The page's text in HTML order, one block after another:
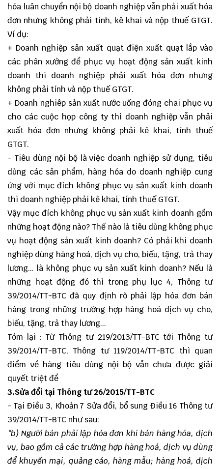
hóa luân chuyển nội bộ doanh nghiệp vẫn phải xuất hóa
đơn nhưng không phải tính, kê khai và nộp thuế GTGT.
Ví dụ:
+ Doanh nghiệp sản xuất quạt điện xuất quạt lắp vào
các phân xưởng để phục vụ hoạt động sản xuất kinh
doanh thì doanh nghiệp phải xuất hóa đơn nhưng
không phải tính và nộp thuế GTGT.
+ Doanh nghiêp sản xuất nước uống đóng chai phục vụ
cho các cuộc họp công ty thì doanh nghiệp vẫn phải
xuất hóa đơn nhưng không phải kê khai, tính thuế
GTGT.
- Tiêu dùng nội bộ là việc doanh nghiệp sử dụng, tiêu
dùng các sản phẩm, hàng hóa do doanh nghiệp cung
ứng với mục đích không phục vụ sản xuất kinh doanh
thì doanh nghiệp phải kê khai, tính thuế GTGT.
Vậy mục đích không phục vụ sản xuất kinh doanh gồm
những hoạt động nào? Thế nào là tiêu dùng không phục
vụ hoạt động sản xuất kinh doanh? Có phải khi doanh
nghiệp dùng hàng hoá, dịch vụ cho, biếu, tặng, trả thay
lương... là không phục vụ sản xuất kinh doanh? Nếu là
những hoạt động đó thì trong phụ lục 4, Thông tư
39/2014/TT-BTC đã quy định rõ phải lập hóa đơn bán
hàng trong những trường hợp hàng hoá dịch vụ cho,
biếu, tặng, trả thay lương...
Tóm lại : Từ Thông tư 219/2013/TT-BTC tới Thông tư
39/2014/TT-BTC, Thông tư 119/2014/TT-BTC thì quan
điểm về hàng tiêu dùng nội bộ vẫn chưa được giải
quyết triệt để
3.Sửa đổi tại Thông tư 26/2015/TT-BTC
- Tại Điều 3, Khoản 7 Sửa đổi, bổ sung Điều 16 Thông tư
39/2014/TT-BTC như sau:
“b) Người bán phải lập hóa đơn khi bán hàng hóa, dịch
vụ, bao gồm cả các trường hợp hàng hoá, dịch vụ dùng
để khuyến mại, quảng cáo, hàng mẫu; hàng hoá, dịch